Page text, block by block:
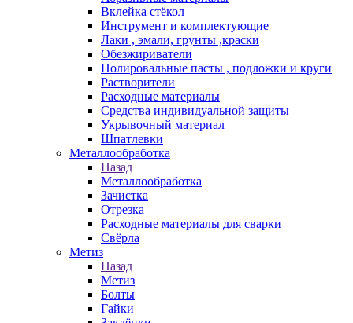
Вклейка стёкол
Инструмент и комплектующие
Лаки , эмали, грунты ,краски
Обезжириватели
Полировальные пасты , подложки и круги
Растворители
Расходные материалы
Средства индивидуальной защиты
Укрывочный материал
Шпатлевки
Металлообработка
Назад
Металлообработка
Зачистка
Отрезка
Расходные материалы для сварки
Свёрла
Метиз
Назад
Метиз
Болты
Гайки